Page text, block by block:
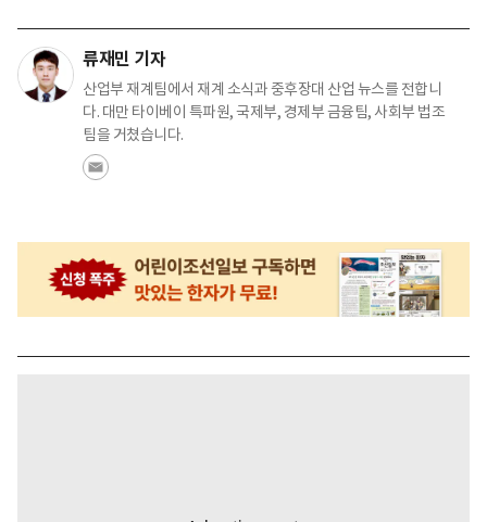
류재민 기자
산업부 재계팀에서 재계 소식과 중후장대 산업 뉴스를 전합니
다. 대만 타이베이 특파원, 국제부, 경제부 금융팀, 사회부 법조
팀을 거쳤습니다.